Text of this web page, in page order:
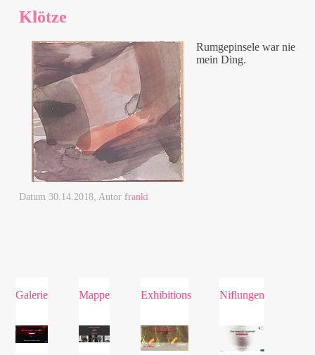
Klötze
Rumgepinsele war nie
mein Ding.
Datum30.14.2018 , Autorfranki
Galerie Mappe Exhibitions Niflungen